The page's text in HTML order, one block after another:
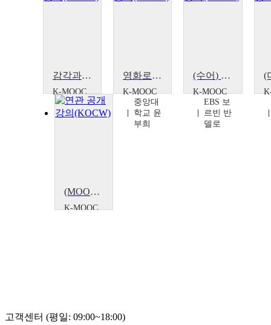
감각과 불안의 서사 : 엔터테인먼트의 터전이 되다
K-MOOC
성균관
대학교
영화로 이해하는 불안과 공포
K-MOOC
중앙대
학교 윤
부희
(수어) 위대한 수업2(GREAT MINDS) : 정신건강 특집 <불안장애>
K-MOOC
EBS 보
르빈 반
델로
(MOOC) 위대한 수업2(GREAT MINDS) : 정신건강 특집 <불안장애>
K-MOOC
고객센터 (평일: 09:00~18:00)